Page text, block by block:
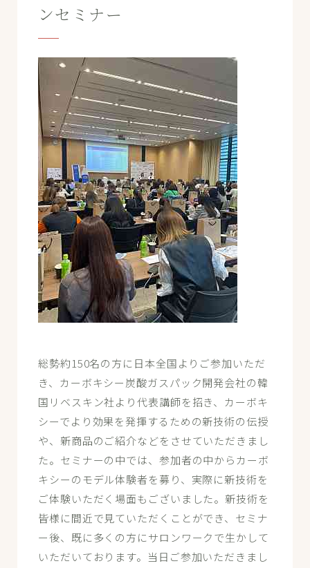
ンセミナー
総勢約150名の方に日本全国よりご参加いただ
き、カーボキシー炭酸ガスパック開発会社の韓
国リベスキン社より代表講師を招き、カーボキ
シーでより効果を発揮するための新技術の伝授
や、新商品のご紹介などをさせていただきまし
た。セミナーの中では、参加者の中からカーボ
キシーのモデル体験者を募り、実際に新技術を
ご体験いただく場面もございました。新技術を
皆様に間近で見ていただくことができ、セミナ
ー後、既に多くの方にサロンワークで生かして
いただいております。当日ご参加いただきまし